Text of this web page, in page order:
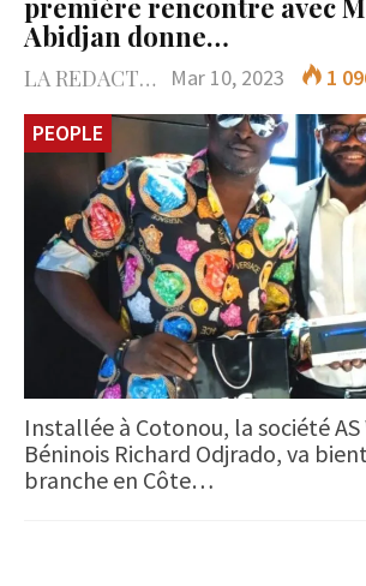
première rencontre avec
Abidjan donne…
LA REDACTION Mar 10, 2023
1
PEOPLE
Installée à Cotonou, la société
Béninois Richard Odjrado, va
branche en Côte…